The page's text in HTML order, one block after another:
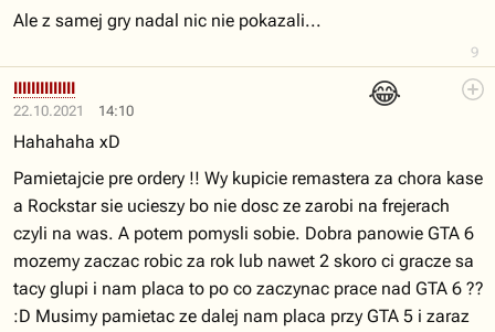
9
Ale z samej gry nadal nic nie pokazali...
22.10.2021 14:10
😂
IIIIIIIIIIIIII
Hahahaha xD
Pamietajcie pre ordery !! Wy kupicie remastera za chora kase
a Rockstar sie ucieszy bo nie dosc ze zarobi na frejerach
czyli na was. A potem pomysli sobie. Dobra panowie GTA 6
mozemy zaczac robic za rok lub nawet 2 skoro ci gracze sa
tacy glupi i nam placa to po co zaczynac prace nad GTA 6 ??
:D Musimy pamietac ze dalej nam placa przy GTA 5 i zaraz